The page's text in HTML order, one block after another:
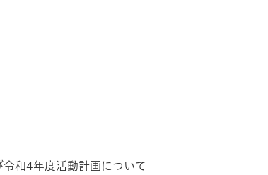
和4年度活動計画について